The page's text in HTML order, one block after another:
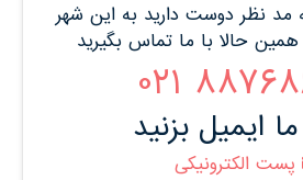
نظر دوست دارید به این شهر
حالا با ما تماس بگیرید
ایمیل بزنید
الکترونیکی